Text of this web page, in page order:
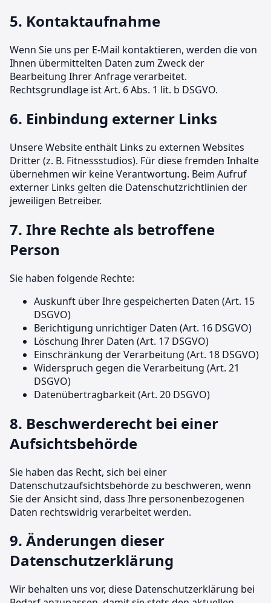
5. Kontaktaufnahme
Wenn Sie uns per E-Mail kontaktieren, werden die von
Ihnen übermittelten Daten zum Zweck der
Bearbeitung Ihrer Anfrage verarbeitet.
Rechtsgrundlage ist Art. 6 Abs. 1 lit. b DSGVO.
6. Einbindung externer Links
Unsere Website enthält Links zu externen Websites
Dritter (z. B. Fitnessstudios). Für diese fremden Inhalte
übernehmen wir keine Verantwortung. Beim Aufruf
externer Links gelten die Datenschutzrichtlinien der
jeweiligen Betreiber.
7. Ihre Rechte als betroffene
Person
Sie haben folgende Rechte:
Auskunft über Ihre gespeicherten Daten (Art. 15
DSGVO)
Berichtigung unrichtiger Daten (Art. 16 DSGVO)
Löschung Ihrer Daten (Art. 17 DSGVO)
Einschränkung der Verarbeitung (Art. 18 DSGVO)
Widerspruch gegen die Verarbeitung (Art. 21
DSGVO)
Datenübertragbarkeit (Art. 20 DSGVO)
8. Beschwerderecht bei einer
Aufsichtsbehörde
Sie haben das Recht, sich bei einer
Datenschutzaufsichtsbehörde zu beschweren, wenn
Sie der Ansicht sind, dass Ihre personenbezogenen
Daten rechtswidrig verarbeitet werden.
9. Änderungen dieser
Datenschutzerklärung
Wir behalten uns vor, diese Datenschutzerklärung bei